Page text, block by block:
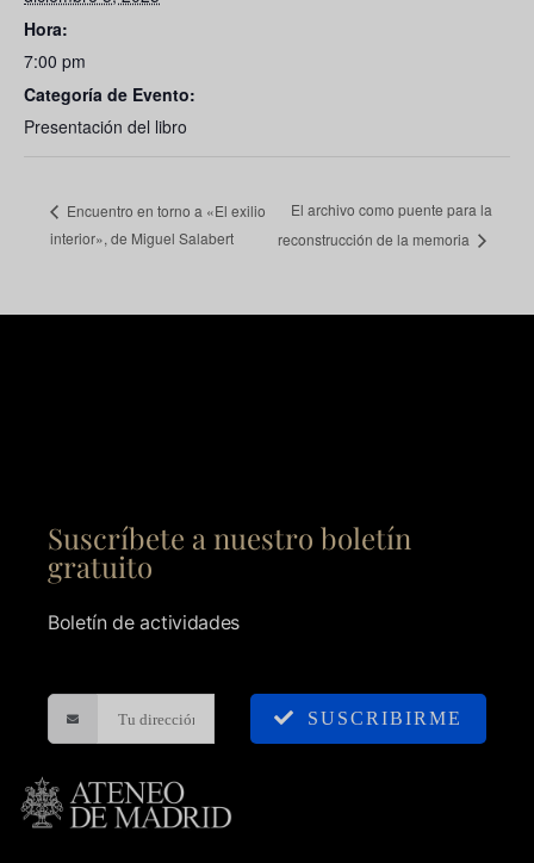
Hora:
7:00 pm
Categoría de Evento:
Presentación del libro
Encuentro en torno a «El exilio
interior», de Miguel Salabert
El archivo como puente para la
reconstrucción de la memoria
Suscríbete a nuestro boletín
gratuito
Boletín de actividades
SUSCRIBIRME